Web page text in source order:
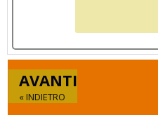
AVANTI
« INDIETRO